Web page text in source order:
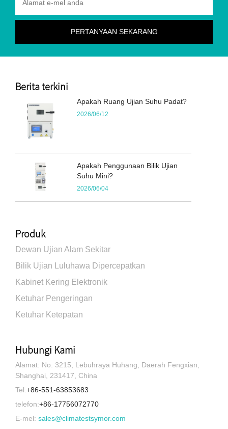
Berita terkini
Apakah Ruang Ujian Suhu Padat?
2026/06/12
Apakah Penggunaan Bilik Ujian
Suhu Mini?
2026/06/04
Produk
Dewan Ujian Alam Sekitar
Bilik Ujian Luluhawa Dipercepatkan
Kabinet Kering Elektronik
Ketuhar Pengeringan
Ketuhar Ketepatan
Hubungi Kami
Alamat: No. 3215, Lebuhraya Huhang, Daerah Fengxian,
Shanghai, 231417, China
Tel:+86-551-63853683
telefon:+86-17756072770
E-mel: sales@climatestsymor.com